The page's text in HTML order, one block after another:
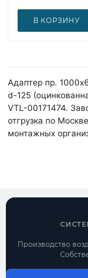
В КОРЗИНУ
Адаптер пр.
d-125
VTL-00171474.
отгрузка по
монтажных
Производство